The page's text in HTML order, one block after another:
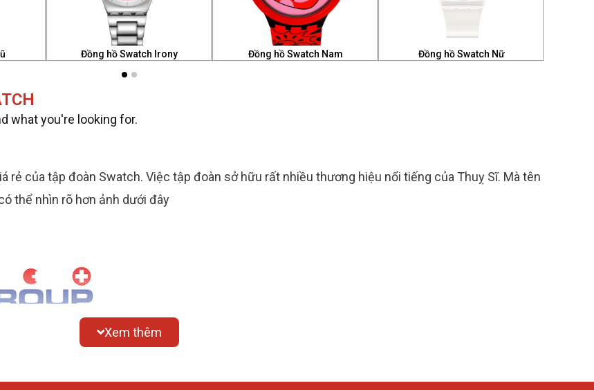
Đồng hồ Swatch Irony Đồng hồ Swatch Nam Đồng hồ Swatch Nữ
what you're looking for.
rẻ của tập đoàn Swatch. Việc tập đoàn sở hữu rất nhiều thương hiệu nổi tiếng của Thuỵ Sĩ. Mà tên
thể nhìn rõ hơn ảnh dưới đây
Xem thêm